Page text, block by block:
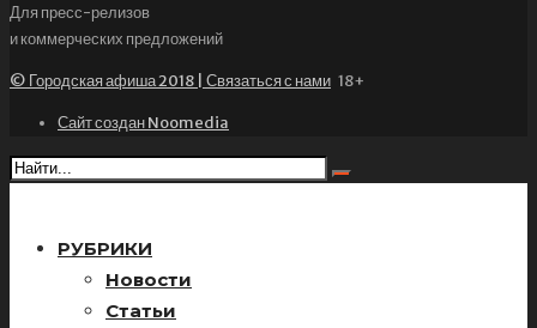
Для пресс-релизов
и коммерческих предложений
© Городская афиша 2018 | Связаться с нами 18+
Сайт создан Noomedia
РУБРИКИ
Новости
Статьи